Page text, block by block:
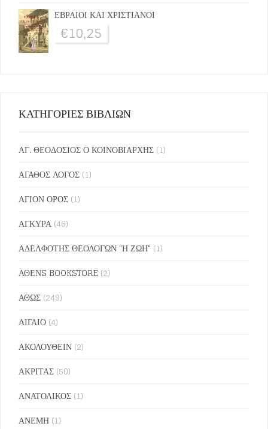
ΕΒΡΑΙΟΙ ΚΑΙ ΧΡΙΣΤΙΑΝΟΙ
€10,25
ΚΑΤΗΓΟΡΙΕΣ ΒΙΒΛΙΩΝ
ΑΓ. ΘΕΟΔΟΣΙΟΣ Ο ΚΟΙΝΟΒΙΑΡΧΗΣ (1)
ΑΓΑΘΟΣ ΛΟΓΟΣ (1)
ΑΓΙΟΝ ΟΡΟΣ (1)
ΑΓΚΥΡΑ (46)
ΑΔΕΛΦΟΤΗΣ ΘΕΟΛΟΓΩΝ "Η ΖΩΗ" (1)
ΑΘΕΝS BOOKSTORE (2)
ΑΘΩΣ (249)
ΑΙΓΑΙΟ (4)
ΑΚΟΛΟΥΘΕΙΝ (2)
ΑΚΡΙΤΑΣ (50)
ΑΝΑΤΟΛΙΚΟΣ (1)
ΑΝΕΜΗ (1)